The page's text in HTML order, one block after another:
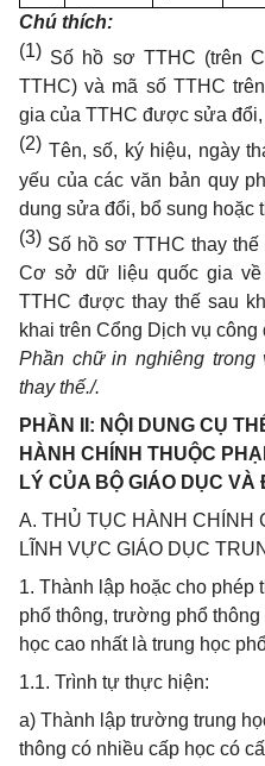
Chú thích:
(1) Số hồ sơ TTHC (trên
TTHC) và mã số TTHC
gia của TTHC được sửa đổi,
(2) Tên, số, ký hiệu, ngày
yếu của các văn bản quy
dung sửa đổi, bổ sung hoặc
(3) Số hồ sơ TTHC thay
Cơ sở dữ liệu quốc gia
TTHC được thay thế sau
khai trên Cổng Dịch vụ công
Phần chữ in nghiêng
thay thế./.
PHẦN II: NỘI DUNG CỤ
HÀNH CHÍNH THUỘC
LÝ CỦA BỘ GIÁO DỤC VÀ
A. THỦ TỤC HÀNH CHÍNH
LĨNH VỰC GIÁO DỤC
1. Thành lập hoặc cho phép
phổ thông, trường phổ
học cao nhất là trung học
1.1. Trình tự thực hiện:
a) Thành lập trường trung
thông có nhiều cấp học có